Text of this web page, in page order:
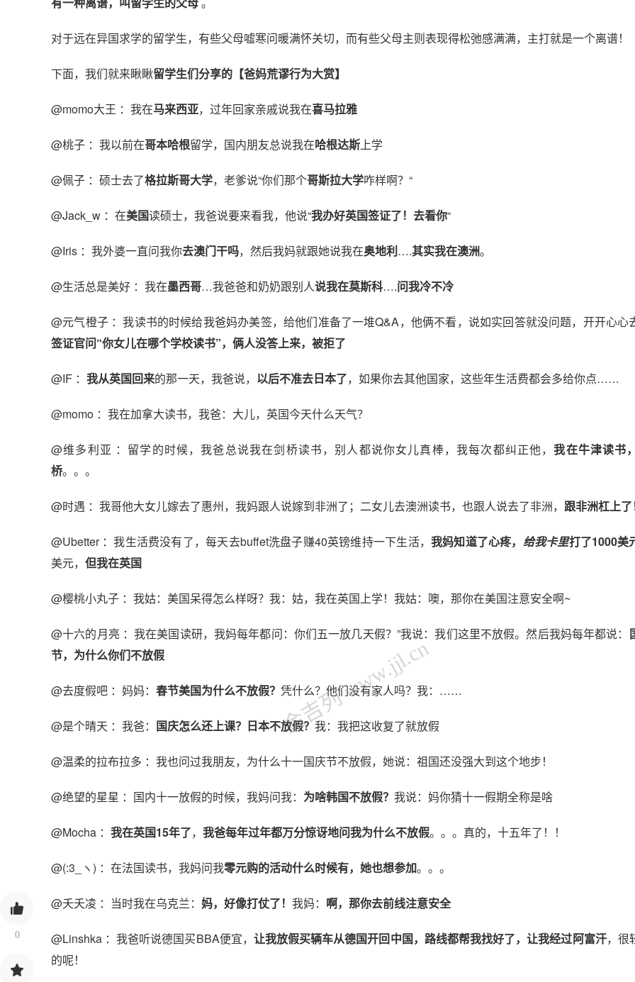
0
对于远在异国求学的留学生，有些父母嘘寒问暖满怀关切，而有些父母主则表现得松弛感满满，主打就是一个离谱！
下面，我们就来瞅瞅留学生们分享的【爸妈荒谬行为大赏】
@momo大王 ：我在马来西亚，过年回家亲戚说我在喜马拉雅
@桃子 ：我以前在哥本哈根留学，国内朋友总说我在哈根达斯上学
@佩子 ：硕士去了格拉斯哥大学，老爹说“你们那个哥斯拉大学咋样啊？“
@Jack_w ：在美国读硕士，我爸说要来看我，他说“我办好英国签证了！去看你“
@Iris ：我外婆一直问我你去澳门干吗，然后我妈就跟她说我在奥地利….其实我在澳洲。
@生活总是美好 ：我在墨西哥…我爸爸和奶奶跟别人说我在莫斯科….问我冷不冷
@元气橙子 ：我读书的时候给我爸妈办美签，给他们准备了一堆Q&A，他俩不看，说如实回答就没问题，开开心心
签证官问“你女儿在哪个学校读书”，俩人没答上来，被拒了
@IF ： 我从英国回来的那一天，我爸说， 以后不准去日本了，如果你去其他国家，这些年生活费都会多给你点……
@momo ：我在加拿大读书，我爸：大儿，英国今天什么天气？
@维多利亚 ：留学的时候，我爸总说我在剑桥读书，别人都说你女儿真棒，我每次都纠正他，我在牛津读书
桥。。。
@时遇 ：我哥他大女儿嫁去了惠州，我妈跟人说嫁到非洲了；二女儿去澳洲读书，也跟人说去了非洲， 跟非洲杠上了
@Ubetter ：我生活费没有了，每天去buffet洗盘子赚40英镑维持一下生活， 我妈知道了心疼， 给我卡里打了1000美
美元， 但我在英国
@樱桃小丸子 ：我姑：美国呆得怎么样呀？我：姑，我在英国上学！我姑：噢，那你在美国注意安全啊~
@十六的月亮 ：我在美国读研，我妈每年都问：你们五一放几天假？”我说：我们这里不放假。然后我妈每年都说：
节，为什么你们不放假
@去度假吧 ：妈妈： 春节美国为什么不放假？ 凭什么？他们没有家人吗？我：……
@是个晴天 ：我爸： 国庆怎么还上课？日本不放假？我：我把这收复了就放假
@温柔的拉布拉多 ：我也问过我朋友，为什么十一国庆节不放假，她说：祖国还没强大到这个地步！
@绝望的星星 ：国内十一放假的时候，我妈问我： 为啥韩国不放假？ 我说：妈你猜十一假期全称是啥
@Mocha ： 我在英国15年了， 我爸每年过年都万分惊讶地问我为什么不放假。。。真的，十五年了！！
@(:3_ヽ) ：在法国读书，我妈问我零元购的活动什么时候有，她也想参加。。。
@夭夭凌 ：当时我在乌克兰： 妈，好像打仗了！ 我妈： 啊，那你去前线注意安全
@Linshka ：我爸听说德国买BBA便宜， 让我放假买辆车从德国开回中国，路线都帮我找好了，让我经过阿富汗，很
的呢！
金吉列 www.jjl.cn